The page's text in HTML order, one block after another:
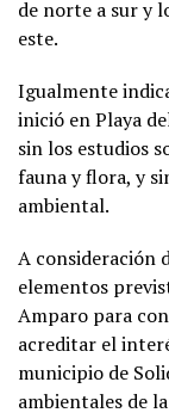
de norte a sur y
este.
Igualmente
inició en Playa
sin los estudios
fauna y flora, y
ambiental.
A consideración
elementos
Amparo para
acreditar el
municipio de
ambientales de